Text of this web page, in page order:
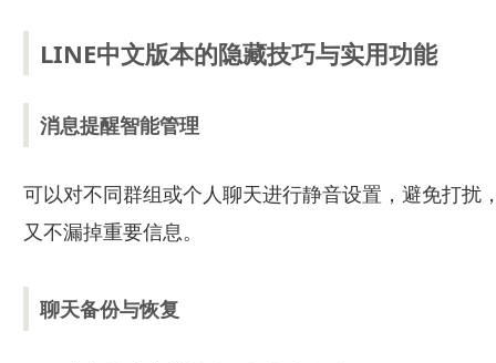
LINE中文版本的隐藏技巧与实用功能
消息提醒智能管理
可以对不同群组或个人聊天进行静音设置，避免打扰
又不漏掉重要信息。
聊天备份与恢复